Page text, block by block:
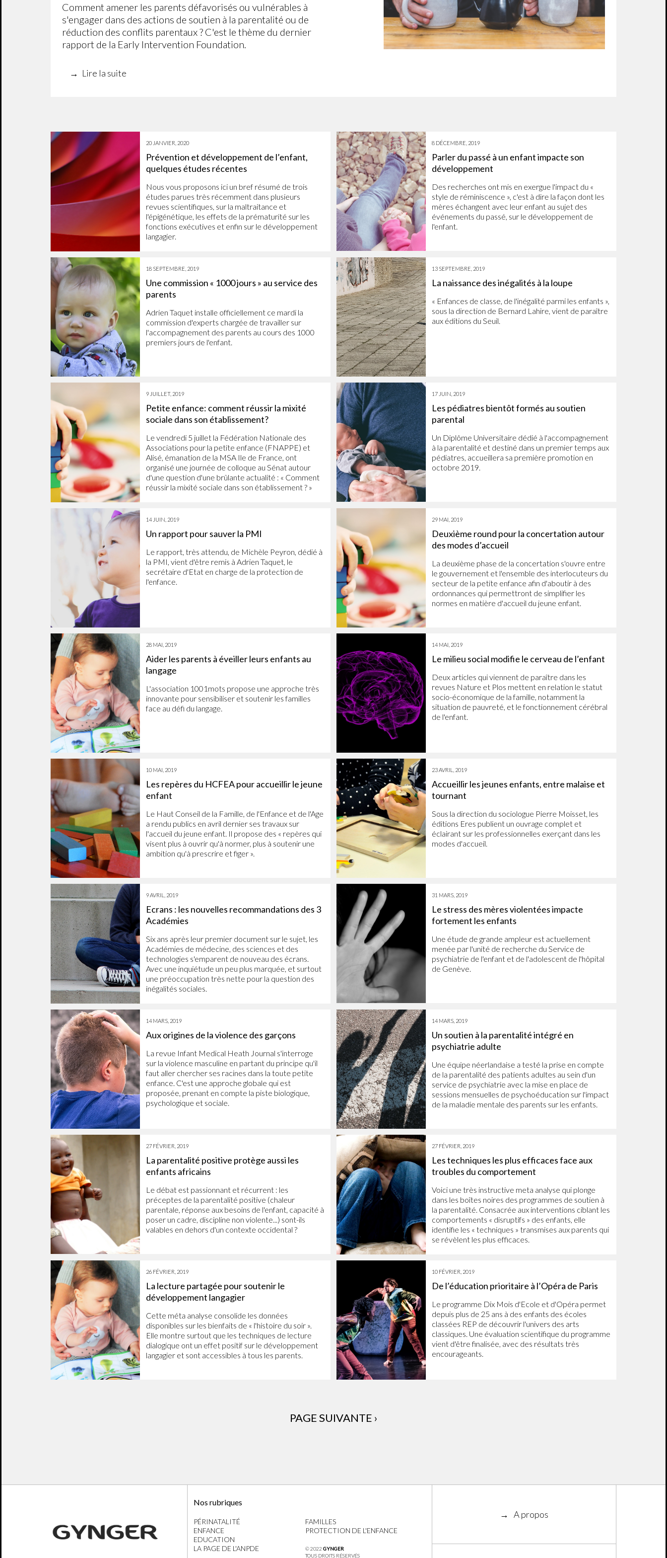
Comment amener les parents défavorisés ou vulnérables à
s'engager dans des actions de soutien à la parentalité ou de
réduction des conflits parentaux ? C'est le thème du dernier
rapport de la Early Intervention Foundation.
Lire la suite
20 JANVIER, 2020
Prévention et développement de l’enfant,
quelques études récentes
Nous vous proposons ici un bref résumé de trois
études parues très récemment dans plusieurs
revues scientifiques, sur la maltraitance et
l'épigénétique, les effets de la prématurité sur les
fonctions exécutives et enfin sur le développement
langagier.
8 DÉCEMBRE, 2019
Parler du passé à un enfant impacte son
développement
Des recherches ont mis en exergue l'impact du «
style de réminiscence », c'est à dire la façon dont les
mères échangent avec leur enfant au sujet des
événements du passé, sur le développement de
l'enfant.
18 SEPTEMBRE, 2019
Une commission « 1000 jours » au service des
parents
Adrien Taquet installe officiellement ce mardi la
commission d'experts chargée de travailler sur
l'accompagnement des parents au cours des 1000
premiers jours de l'enfant.
13 SEPTEMBRE, 2019
La naissance des inégalités à la loupe
« Enfances de classe, de l'inégalité parmi les enfants »,
sous la direction de Bernard Lahire, vient de paraître
aux éditions du Seuil.
9 JUILLET, 2019
Petite enfance: comment réussir la mixité
sociale dans son établissement?
Le vendredi 5 juillet la Fédération Nationale des
Associations pour la petite enfance (FNAPPE) et
Alisé, émanation de la MSA Ile de France, ont
organisé une journée de colloque au Sénat autour
d'une question d'une brûlante actualité : « Comment
réussir la mixité sociale dans son établissement ? »
17 JUIN, 2019
Les pédiatres bientôt formés au soutien
parental
Un Diplôme Universitaire dédié à l'accompagnement
à la parentalité et destiné dans un premier temps aux
pédiatres, accueillera sa première promotion en
octobre 2019.
14 JUIN, 2019
Un rapport pour sauver la PMI
Le rapport, très attendu, de Michèle Peyron, dédié à
la PMI, vient d'être remis à Adrien Taquet, le
secrétaire d'Etat en charge de la protection de
l'enfance.
29 MAI, 2019
Deuxième round pour la concertation autour
des modes d’accueil
La deuxième phase de la concertation s'ouvre entre
le gouvernement et l'ensemble des interlocuteurs du
secteur de la petite enfance afin d'aboutir à des
ordonnances qui permettront de simplifier les
normes en matière d'accueil du jeune enfant.
28 MAI, 2019
Aider les parents à éveiller leurs enfants au
langage
L'association 1001mots propose une approche très
innovante pour sensibiliser et soutenir les familles
face au défi du langage.
14 MAI, 2019
Le milieu social modifie le cerveau de l’enfant
Deux articles qui viennent de paraître dans les
revues Nature et Plos mettent en relation le statut
socio-économique de la famille, notamment la
situation de pauvreté, et le fonctionnement cérébral
de l'enfant.
10 MAI, 2019
Les repères du HCFEA pour accueillir le jeune
enfant
Le Haut Conseil de la Famille, de l'Enfance et de l'Age
a rendu publics en avril dernier ses travaux sur
l'accueil du jeune enfant. Il propose des « repères qui
visent plus à ouvrir qu'à normer, plus à soutenir une
ambition qu'à prescrire et figer ».
23 AVRIL, 2019
Accueillir les jeunes enfants, entre malaise et
tournant
Sous la direction du sociologue Pierre Moisset, les
éditions Eres publient un ouvrage complet et
éclairant sur les professionnelles exerçant dans les
modes d'accueil.
9 AVRIL, 2019
Ecrans : les nouvelles recommandations des 3
Académies
Six ans après leur premier document sur le sujet, les
Académies de médecine, des sciences et des
technologies s'emparent de nouveau des écrans.
Avec une inquiétude un peu plus marquée, et surtout
une préoccupation très nette pour la question des
inégalités sociales.
31 MARS, 2019
Le stress des mères violentées impacte
fortement les enfants
Une étude de grande ampleur est actuellement
menée par l'unité de recherche du Service de
psychiatrie de l'enfant et de l'adolescent de l'hôpital
de Genève.
14 MARS, 2019
Aux origines de la violence des garçons
La revue Infant Medical Heath Journal s'interroge
sur la violence masculine en partant du principe qu'il
faut aller chercher ses racines dans la toute petite
enfance. C'est une approche globale qui est
proposée, prenant en compte la piste biologique,
psychologique et sociale.
14 MARS, 2019
Un soutien à la parentalité intégré en
psychiatrie adulte
Une équipe néerlandaise a testé la prise en compte
de la parentalité des patients adultes au sein d'un
service de psychiatrie avec la mise en place de
sessions mensuelles de psychoéducation sur l'impact
de la maladie mentale des parents sur les enfants.
27 FÉVRIER, 2019
La parentalité positive protège aussi les
enfants africains
Le débat est passionnant et récurrent : les
préceptes de la parentalité positive (chaleur
parentale, réponse aux besoins de l'enfant, capacité à
poser un cadre, discipline non violente...) sont-ils
valables en dehors d'un contexte occidental ?
27 FÉVRIER, 2019
Les techniques les plus efficaces face aux
troubles du comportement
Voici une très instructive meta analyse qui plonge
dans les boîtes noires des programmes de soutien à
la parentalité. Consacrée aux interventions ciblant les
comportements « disruptifs » des enfants, elle
identifie les « techniques » transmises aux parents qui
se révèlent les plus efficaces.
26 FÉVRIER, 2019
La lecture partagée pour soutenir le
développement langagier
Cette méta analyse consolide les données
disponibles sur les bienfaits de « l'histoire du soir ».
Elle montre surtout que les techniques de lecture
dialogique ont un effet positif sur le développement
langagier et sont accessibles à tous les parents.
10 FÉVRIER, 2019
De l’éducation prioritaire à l’Opéra de Paris
Le programme Dix Mois d'Ecole et d'Opéra permet
depuis plus de 25 ans à des enfants des écoles
classées REP de découvrir l'univers des arts
classiques. Une évaluation scientifique du programme
vient d'être finalisée, avec des résultats très
encourageants.
PAGE SUIVANTE ›
Nos rubriques
PÉRINATALITÉ
ENFANCE
EDUCATION
LA PAGE DE L'ANPDE
FAMILLES
PROTECTION DE L'ENFANCE
© 2022 GYNGER
TOUS DROITS RÉSERVÉS
A propos